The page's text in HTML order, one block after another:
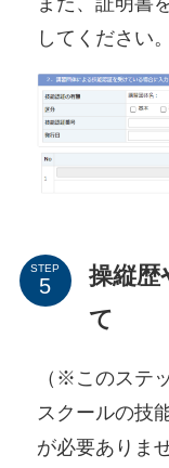
してください。
STEP
操縦歴
て
（※このステ
スクールの技
が必要ありま